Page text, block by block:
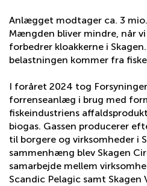
Anlægget modtager ca. 3
Mængden bliver mindre, når
forbedrer kloakkerne i
belastningen kommer fra
I foråret 2024 tog
forrenseanlæg i brug med
fiskeindustriens
biogas. Gassen producerer
til borgere og virksomheder i
sammenhæng blev Skagen
samarbejde mellem
Scandic Pelagic samt Skagen